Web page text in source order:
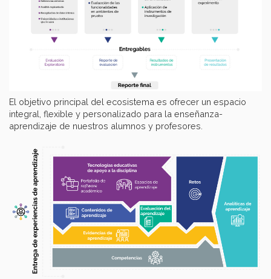
El objetivo principal del ecosistema es ofrecer un espacio
integral, flexible y personalizado para la enseñanza-
aprendizaje de nuestros alumnos y profesores.